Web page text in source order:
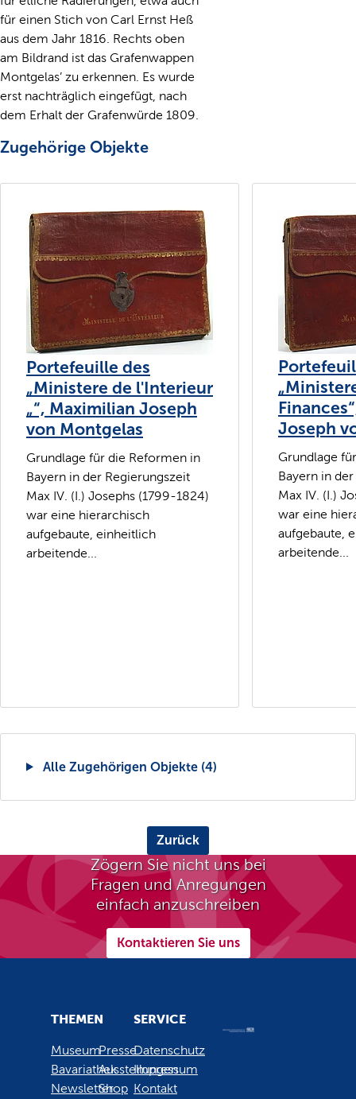
für einen Stich von Carl Ernst Heß
aus dem Jahr 1816. Rechts oben
am Bildrand ist das Grafenwappen
Montgelas’ zu erkennen. Es wurde
erst nachträglich eingefügt, nach
dem Erhalt der Grafenwürde 1809.
Zugehörige Objekte
Portefeuille des
„Ministere de l'Interieur
„“, Maximilian Joseph
von Montgelas
Grundlage für die Reformen in
Bayern in der Regierungszeit
Max IV. (I.) Josephs (1799-1824)
war eine hierarchisch
aufgebaute, einheitlich
arbeitende...
Joseph
Grundlage
Bayern in
Max IV. (I.)
war eine
aufgebaute,
arbeitende...
Alle Zugehörigen Objekte (4)
Zurück
Zögern Sie nicht uns bei
Fragen und Anregungen
einfach anzuschreiben
Kontaktieren Sie uns
THEMEN
Museum
Bavariathek
Newsletter
Presse
Ausstellungen
Shop
SERVICE
Datenschutz
Impressum
Kontakt